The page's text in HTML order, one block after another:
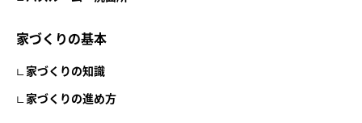
家づくりの基本
家づくりの知識
家づくりの進め方